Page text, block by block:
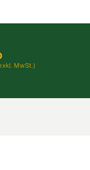
MwSt.)